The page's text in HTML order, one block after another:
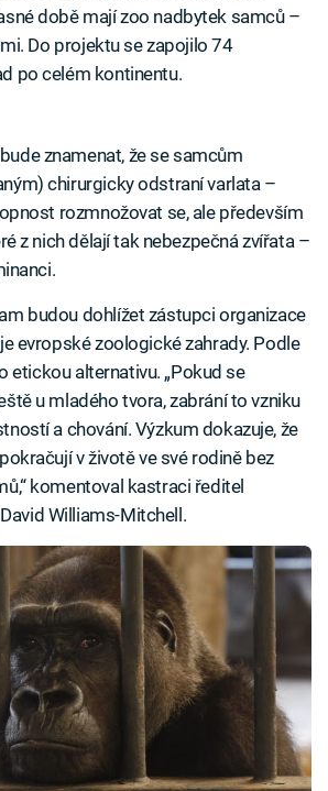
době mají zoo nadbytek samců –
Do projektu se zapojilo 74
po celém kontinentu.
znamenat, že se samcům
chirurgicky odstraní varlata –
rozmnožovat se, ale především
z nich dělají tak nebezpečná zvířata –
budou dohlížet zástupci organizace
evropské zoologické zahrady. Podle
etickou alternativu. „Pokud se
u mladého tvora, zabrání to vzniku
a chování. Výzkum dokazuje, že
v životě ve své rodině bez
komentoval kastraci ředitel
Williams-Mitchell.